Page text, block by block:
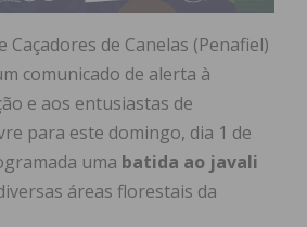
Caçadores de Canelas (Penafiel)
comunicado de alerta à
e aos entusiastas de
para este domingo, dia 1 de
uma batida ao javali
áreas florestais da